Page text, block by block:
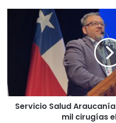
a
d
o
S
Servicio Salud
mil cirugías